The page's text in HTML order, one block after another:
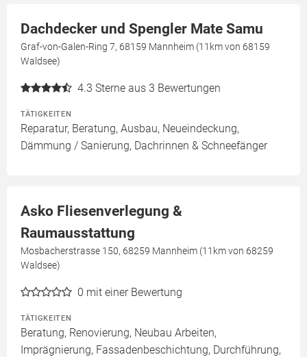
Dachdecker und Spengler Mate Samu
Graf-von-Galen-Ring 7, 68159 Mannheim (11km von 68159
Waldsee)
4.3 Sterne aus 3 Bewertungen
TÄTIGKEITEN
Reparatur, Beratung, Ausbau, Neueindeckung,
Dämmung / Sanierung, Dachrinnen & Schneefänger
Asko Fliesenverlegung &
Raumausstattung
Mosbacherstrasse 150, 68259 Mannheim (11km von 68259
Waldsee)
0 mit einer Bewertung
TÄTIGKEITEN
Beratung, Renovierung, Neubau Arbeiten,
Imprägnierung, Fassadenbeschichtung, Durchführung,